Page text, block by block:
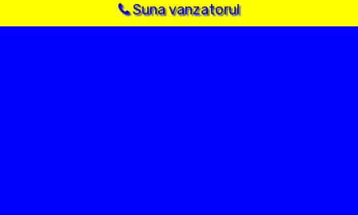
Suna vanzatorul